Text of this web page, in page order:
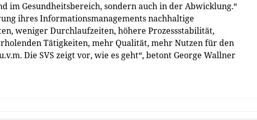
im Gesundheitsbereich, sondern auch in der Abwicklung.“
ihres Informationsmanagements nachhaltige
weniger Durchlaufzeiten, höhere Prozessstabilität,
Tätigkeiten, mehr Qualität, mehr Nutzen für den
Die SVS zeigt vor, wie es geht“, betont George Wallner